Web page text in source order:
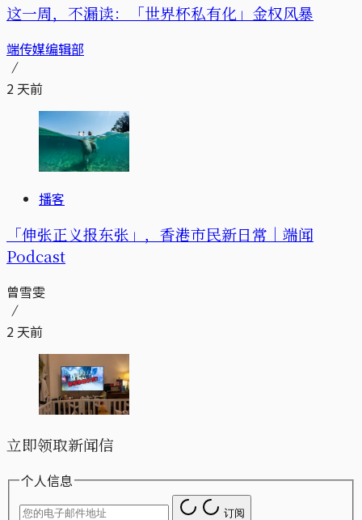
这一周，不漏读：「世界杯私有化」金权风暴
端传媒编辑部
2 天前
播客
「伸张正义报东张」，香港市民新日常｜端闻
Podcast
曾雪雯
2 天前
立即领取新闻信
个人信息
订阅